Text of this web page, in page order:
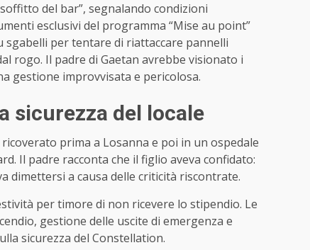
del bar”, segnalando condizioni
esclusivi del programma “Mise au point”
per tentare di riattaccare pannelli
rogo. Il padre di Gaetan avrebbe visionato i
gestione improvvisata e pericolosa.
sicurezza del locale
prima a Losanna e poi in un ospedale
Il padre racconta che il figlio aveva confidato:
dimettersi a causa delle criticità riscontrate.
per timore di non ricevere lo stipendio. Le
gestione delle uscite di emergenza e
sicurezza del Constellation.